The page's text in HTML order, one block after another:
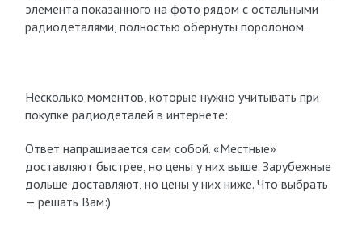
элемента показанного на фото рядом с остальными
радиодеталями, полностью обёрнуты поролоном.
Несколько моментов, которые нужно учитывать при
покупке радиодеталей в интернете:
Ответ напрашивается сам собой. «Местные»
доставляют быстрее, но цены у них выше. Зарубежные
дольше доставляют, но цены у них ниже. Что выбрать
— решать Вам:)